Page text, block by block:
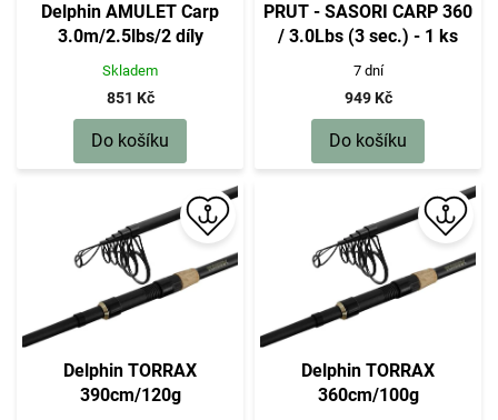
Delphin AMULET Carp
3.0m/2.5lbs/2 díly
Skladem
851 Kč
Do košíku
PRUT - SASORI CARP 360
/ 3.0Lbs (3 sec.) - 1 ks
7 dní
949 Kč
Do košíku
Delphin TORRAX
390cm/120g
Delphin TORRAX
360cm/100g